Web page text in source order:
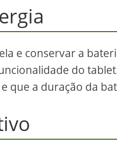
e conservar a
do
que a duração da